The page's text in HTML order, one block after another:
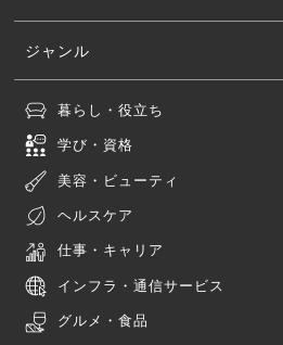
ジャンル
暮らし・役立ち
学び・資格
美容・ビューティ
ヘルスケア
仕事・キャリア
インフラ・通信サービス
グルメ・食品